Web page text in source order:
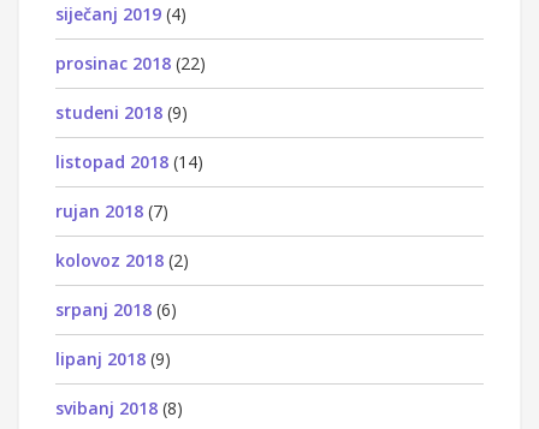
siječanj 2019 (4)
prosinac 2018 (22)
studeni 2018 (9)
listopad 2018 (14)
rujan 2018 (7)
kolovoz 2018 (2)
srpanj 2018 (6)
lipanj 2018 (9)
svibanj 2018 (8)